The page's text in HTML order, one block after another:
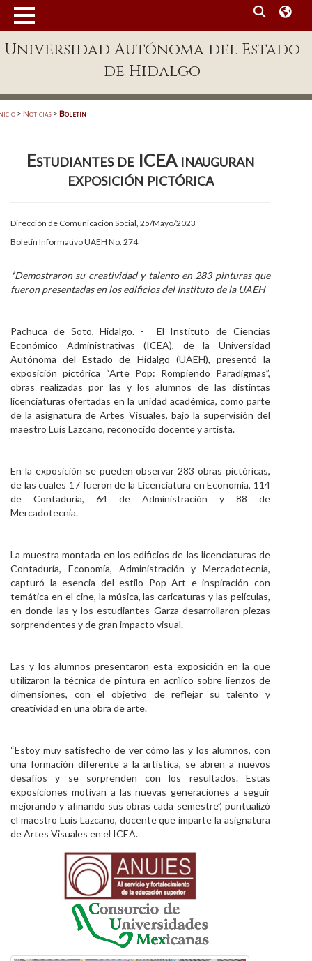
Enlaces
Patronato
Publicaciones en línea
Acreditación Internacional
Alumnado
Personal
Alumni
Visitantes
Universidad Autónoma del Estado
de Hidalgo
> Noticias > Boletín
Estudiantes de ICEA inauguran
exposición pictórica
Dirección de Comunicación Social, 25/Mayo/2023
Boletín Informativo UAEH No. 274
*Demostraron su creatividad y talento en 283 pinturas que
fueron presentadas en los edificios del Instituto de la UAEH
Pachuca de Soto, Hidalgo. - El Instituto de Ciencias
Económico Administrativas (ICEA), de la Universidad
Autónoma del Estado de Hidalgo (UAEH), presentó la
exposición pictórica “Arte Pop: Rompiendo Paradigmas”,
obras realizadas por las y los alumnos de las distintas
licenciaturas ofertadas en la unidad académica, como parte
de la asignatura de Artes Visuales, bajo la supervisión del
maestro Luis Lazcano, reconocido docente y artista.
En la exposición se pueden observar 283 obras pictóricas,
de las cuales 17 fueron de la Licenciatura en Economía, 114
de Contaduría, 64 de Administración y 88 de
Mercadotecnia.
La muestra montada en los edificios de las licenciaturas de
Contaduría, Economía, Administración y Mercadotecnia,
capturó la esencia del estilo Pop Art e inspiración con
temática en el cine, la música, las caricaturas y las películas,
en donde las y los estudiantes Garza desarrollaron piezas
sorprendentes y de gran impacto visual.
Las y los alumnos presentaron esta exposición en la que
utilizaron la técnica de pintura en acrílico sobre lienzos de
dimensiones, con el objetivo de reflejar su talento y
creatividad en una obra de arte.
“Estoy muy satisfecho de ver cómo las y los alumnos, con
una formación diferente a la artística, se abren a nuevos
desafíos y se sorprenden con los resultados. Estas
exposiciones motivan a las nuevas generaciones a seguir
mejorando y afinando sus obras cada semestre”, puntualizó
el maestro Luis Lazcano, docente que imparte la asignatura
de Artes Visuales en el ICEA.